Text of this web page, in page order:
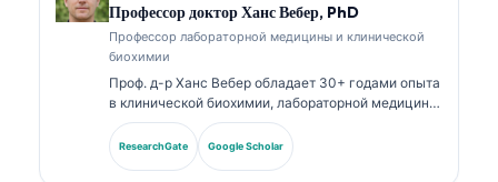
Профессор доктор Ханс Вебер, PhD
Профессор лабораторной медицины и клинической
биохимии
Проф. д-р Ханс Вебер обладает 30+ годами опыта
в клинической биохимии, лабораторной медицине
и исследованиях биомаркеров. Бывший президент
Немецкого общества клинической химии, он
специализируется на анализе диагностических
ResearchGate Google Scholar